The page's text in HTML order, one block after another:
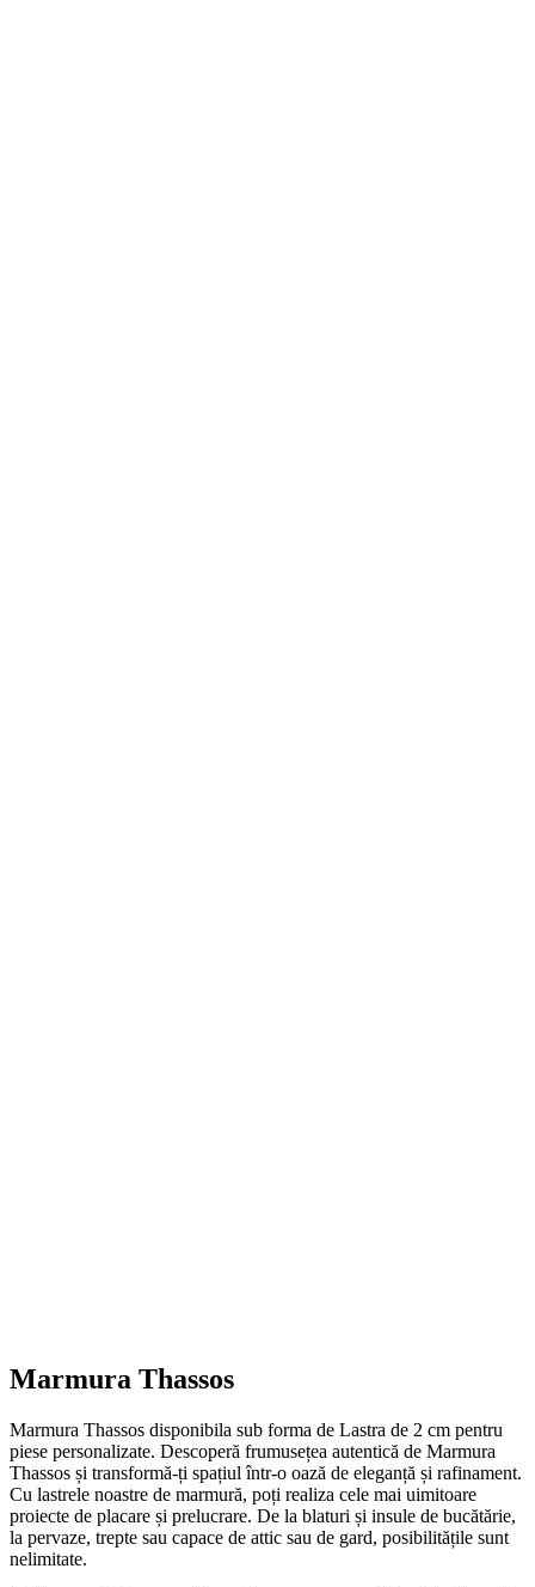
Marmura Thassos
Marmura Thassos disponibila sub forma de Lastra de 2 cm pentru
piese personalizate. Descoperă frumusețea autentică de Marmura
Thassos și transformă-ți spațiul într-o oază de eleganță și rafinament.
Cu lastrele noastre de marmură, poți realiza cele mai uimitoare
proiecte de placare și prelucrare. De la blaturi și insule de bucătărie,
la pervaze, trepte sau capace de attic sau de gard, posibilitățile sunt
nelimitate.